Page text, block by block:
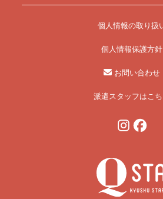
個人情報の取り扱
個人情報保護方針
お問い合わせ
派遣スタッフはこち